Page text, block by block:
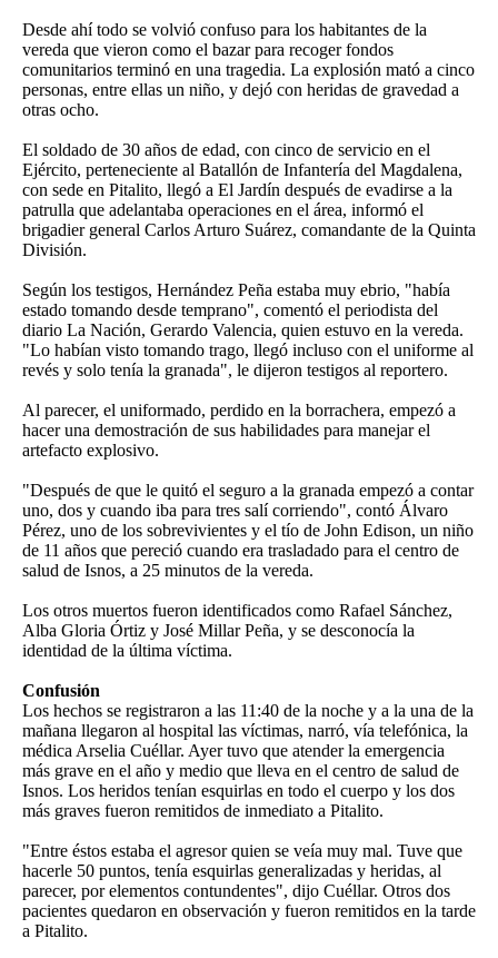
Desde ahí todo se volvió confuso para los habitantes de la
vereda que vieron como el bazar para recoger fondos
comunitarios terminó en una tragedia. La explosión mató a cinco
personas, entre ellas un niño, y dejó con heridas de gravedad a
otras ocho.
El soldado de 30 años de edad, con cinco de servicio en el
Ejército, perteneciente al Batallón de Infantería del Magdalena,
con sede en Pitalito, llegó a El Jardín después de evadirse a la
patrulla que adelantaba operaciones en el área, informó el
brigadier general Carlos Arturo Suárez, comandante de la Quinta
División.
Según los testigos, Hernández Peña estaba muy ebrio, "había
estado tomando desde temprano", comentó el periodista del
diario La Nación, Gerardo Valencia, quien estuvo en la vereda.
"Lo habían visto tomando trago, llegó incluso con el uniforme al
revés y solo tenía la granada", le dijeron testigos al reportero.
Al parecer, el uniformado, perdido en la borrachera, empezó a
hacer una demostración de sus habilidades para manejar el
artefacto explosivo.
"Después de que le quitó el seguro a la granada empezó a contar
uno, dos y cuando iba para tres salí corriendo", contó Álvaro
Pérez, uno de los sobrevivientes y el tío de John Edison, un niño
de 11 años que pereció cuando era trasladado para el centro de
salud de Isnos, a 25 minutos de la vereda.
Los otros muertos fueron identificados como Rafael Sánchez,
Alba Gloria Órtiz y José Millar Peña, y se desconocía la
identidad de la última víctima.
Confusión
Los hechos se registraron a las 11:40 de la noche y a la una de la
mañana llegaron al hospital las víctimas, narró, vía telefónica, la
médica Arselia Cuéllar. Ayer tuvo que atender la emergencia
más grave en el año y medio que lleva en el centro de salud de
Isnos. Los heridos tenían esquirlas en todo el cuerpo y los dos
más graves fueron remitidos de inmediato a Pitalito.
"Entre éstos estaba el agresor quien se veía muy mal. Tuve que
hacerle 50 puntos, tenía esquirlas generalizadas y heridas, al
parecer, por elementos contundentes", dijo Cuéllar. Otros dos
pacientes quedaron en observación y fueron remitidos en la tarde
a Pitalito.